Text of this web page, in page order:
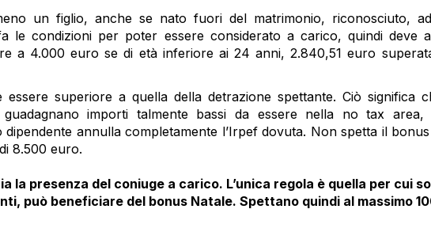
un figlio, anche se nato fuori del matrimonio, riconosciuto,
le condizioni per poter essere considerato a carico, quindi deve
a 4.000 euro se di età inferiore ai 24 anni, 2.840,51 euro
essere superiore a quella della detrazione spettante. Ciò significa
importi talmente bassi da essere nella no tax area,
annulla completamente l’Irpef dovuta. Non spetta il
8.500 euro.
la presenza del coniuge a carico. L’unica regola è quella per cui
può beneficiare del bonus Natale. Spettano quindi al massimo